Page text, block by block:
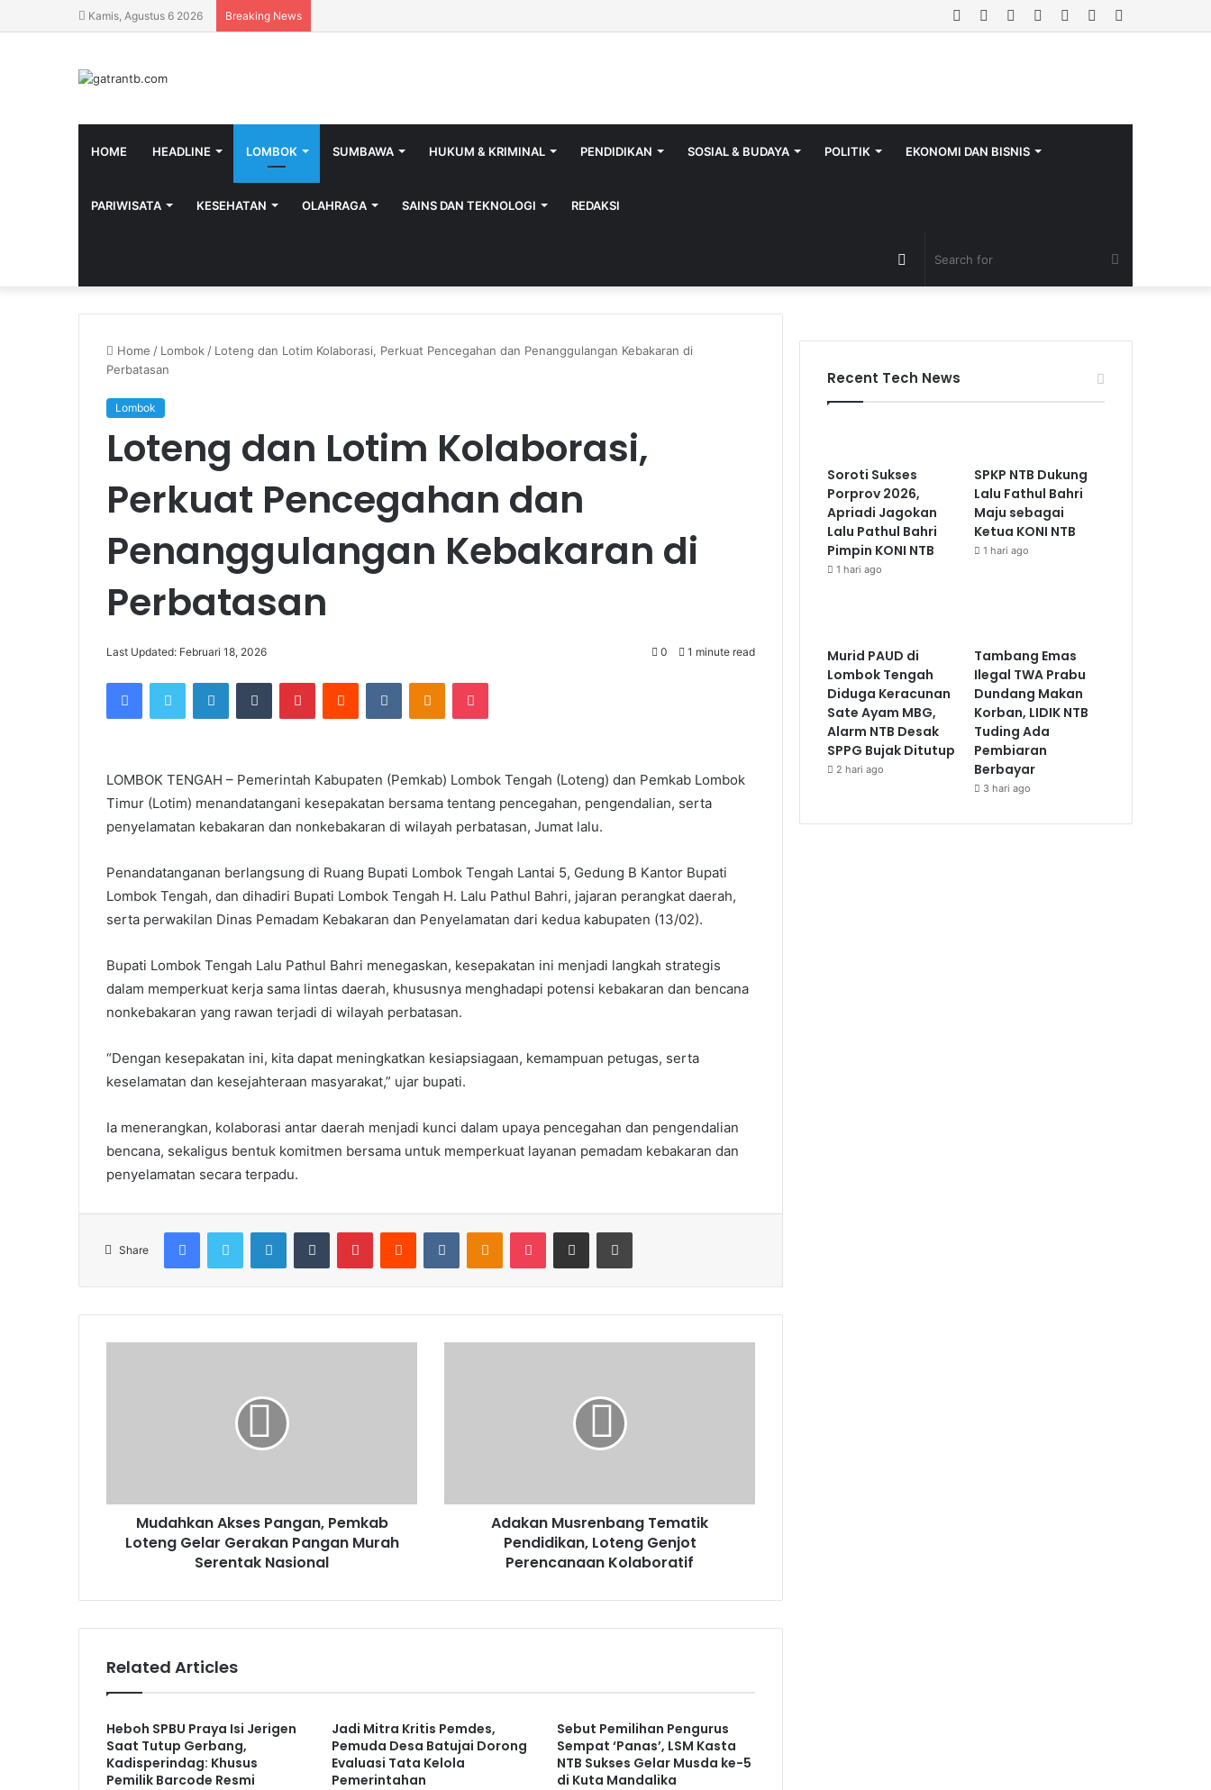
Kamis, Agustus 6 2026 Breaking News
Random
Log
Instagram
YouTube
Twitter
Facebook
HOME HEADLINE LOMBOK SUMBAWA HUKUM & KRIMINAL PENDIDIKAN SOSIAL & BUDAYA POLITIK EKONOMI DAN BISNIS
PARIWISATA KESEHATAN OLAHRAGA SAINS DAN TEKNOLOGI REDAKSI
Search
Random
Home / Lombok / Loteng dan Lotim Kolaborasi, Perkuat Pencegahan dan Penanggulangan Kebakaran di
Perbatasan
Lombok
Loteng dan Lotim Kolaborasi,
Perkuat Pencegahan dan
Penanggulangan Kebakaran di
Perbatasan
Last Updated: Februari 18, 2026 0 1 minute read
FacebookTwitter LinkedInTumblr PinterestReddit VKontakteOdnoklassniki
Pocket
LOMBOK TENGAH – Pemerintah Kabupaten (Pemkab) Lombok Tengah (Loteng) dan Pemkab Lombok
Timur (Lotim) menandatangani kesepakatan bersama tentang pencegahan, pengendalian, serta
penyelamatan kebakaran dan nonkebakaran di wilayah perbatasan, Jumat lalu.
Penandatanganan berlangsung di Ruang Bupati Lombok Tengah Lantai 5, Gedung B Kantor Bupati
Lombok Tengah, dan dihadiri Bupati Lombok Tengah H. Lalu Pathul Bahri, jajaran perangkat daerah,
serta perwakilan Dinas Pemadam Kebakaran dan Penyelamatan dari kedua kabupaten (13/02).
Bupati Lombok Tengah Lalu Pathul Bahri menegaskan, kesepakatan ini menjadi langkah strategis
dalam memperkuat kerja sama lintas daerah, khususnya menghadapi potensi kebakaran dan bencana
nonkebakaran yang rawan terjadi di wilayah perbatasan.
“Dengan kesepakatan ini, kita dapat meningkatkan kesiapsiagaan, kemampuan petugas, serta
keselamatan dan kesejahteraan masyarakat,” ujar bupati.
Ia menerangkan, kolaborasi antar daerah menjadi kunci dalam upaya pencegahan dan pengendalian
bencana, sekaligus bentuk komitmen bersama untuk memperkuat layanan pemadam kebakaran dan
penyelamatan secara terpadu.
Share
FacebookTwitter LinkedInTumblr PinterestReddit VKontakteOdnoklassniki
Pocket Share via Email Print
Mudahkan Akses Pangan, Pemkab
Loteng Gelar Gerakan Pangan Murah
Serentak Nasional
Adakan Musrenbang Tematik
Pendidikan, Loteng Genjot
Perencanaan Kolaboratif
Related Articles
Heboh SPBU Praya Isi Jerigen
Saat Tutup Gerbang,
Kadisperindag: Khusus
Pemilik Barcode Resmi
Jadi Mitra Kritis Pemdes,
Pemuda Desa Batujai Dorong
Evaluasi Tata Kelola
Pemerintahan
Sebut Pemilihan Pengurus
Sempat ‘Panas’, LSM Kasta
NTB Sukses Gelar Musda ke-5
di Kuta Mandalika
Recent Tech News
Soroti Sukses
Porprov 2026,
Apriadi Jagokan
Lalu Pathul Bahri
Pimpin KONI NTB
1 hari ago
SPKP NTB Dukung
Lalu Fathul Bahri
Maju sebagai
Ketua KONI NTB
1 hari ago
Murid PAUD di
Lombok Tengah
Diduga Keracunan
Sate Ayam MBG,
Alarm NTB Desak
SPPG Bujak Ditutup
2 hari ago
Tambang Emas
Ilegal TWA Prabu
Dundang Makan
Korban, LIDIK NTB
Tuding Ada
Pembiaran
Berbayar
3 hari ago